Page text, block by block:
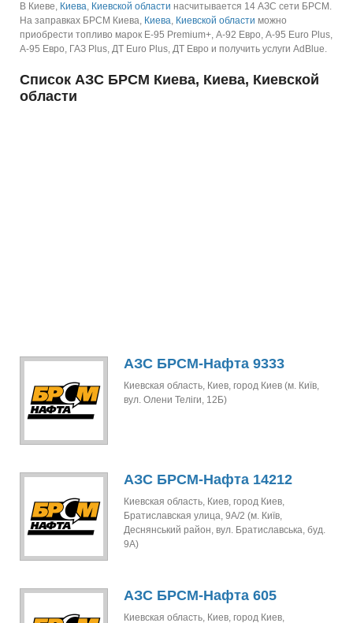
В Киеве, Киева, Киевской области насчитывается 14 АЗС сети БРСМ.
На заправках БРСМ Киева, Киева, Киевской области можно
приобрести топливо марок E-95 Premium+, А-92 Евро, А-95 Euro Plus,
А-95 Евро, ГАЗ Plus, ДТ Euro Plus, ДТ Евро и получить услуги AdBlue.
Список АЗС БРСМ Киева, Киева, Киевской
области
АЗС БРСМ-Нафта 9333
Киевская область, Киев, город Киев (м. Київ,
вул. Олени Теліги, 12Б)
АЗС БРСМ-Нафта 14212
Киевская область, Киев, город Киев,
Братиславская улица, 9А/2 (м. Київ,
Деснянський район, вул. Братиславська, буд.
9А)
АЗС БРСМ-Нафта 605
Киевская область, Киев, город Киев,